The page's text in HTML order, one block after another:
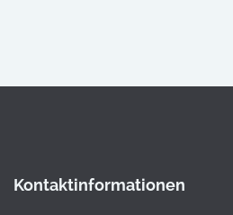
Kontaktinformationen